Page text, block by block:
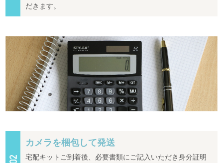
だきます。
カメラを梱包して発送
宅配キットご到着後、必要書類にご記入いただき身分証明